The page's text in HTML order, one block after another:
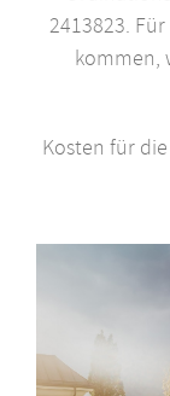
2413823.
kommen,
Kosten für